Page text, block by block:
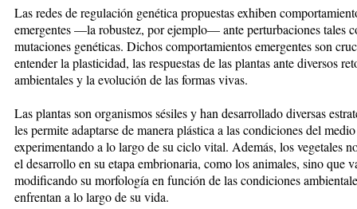
Las redes de regulación genética propuestas exhiben
emergentes —la robustez, por ejemplo— ante perturbaciones tales
mutaciones genéticas. Dichos comportamientos emergentes son
entender la plasticidad, las respuestas de las plantas ante diversos
ambientales y la evolución de las formas vivas.
Las plantas son organismos sésiles y han desarrollado diversas
les permite adaptarse de manera plástica a las condiciones del
experimentando a lo largo de su ciclo vital. Además, los vegetales
el desarrollo en su etapa embrionaria, como los animales, sino que
modificando su morfología en función de las condiciones
enfrentan a lo largo de su vida.